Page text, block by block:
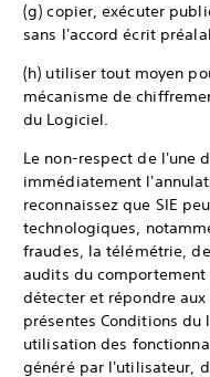
(g) copier, exécuter
sans l'accord écrit
(h) utiliser tout moyen
mécanisme de
du Logiciel.
Le non-respect de l'une
immédiatement
reconnaissez que SIE
technologiques,
fraudes, la télémétrie,
audits du
détecter et répondre
présentes Conditions
utilisation des
généré par l'utilisateur,